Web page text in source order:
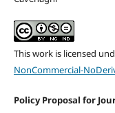
This work is licensed
NonCommercial-
Policy Proposal for